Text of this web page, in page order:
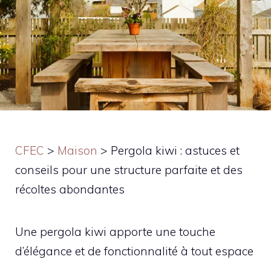
CFEC > Maison > Pergola kiwi : astuces et
conseils pour une structure parfaite et des
récoltes abondantes
Une pergola kiwi apporte une touche
d’élégance et de fonctionnalité à tout espace